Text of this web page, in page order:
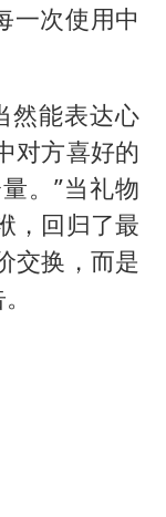
一次使用中
然能表达心
对方喜好的
。”当礼物
，回归了最
交换，而是